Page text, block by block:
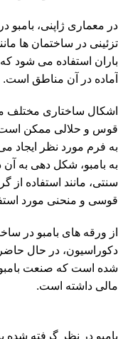
در معماری ژاپنی،
تزئینی در ساختمان ها
باران استفاده می شود
آماده در آن مناطق است.
اشکال ساختاری مختلف
قوس و حلالی ممکن است
به فرم مورد نظر ایجاد
به بامبو، شکل دهی به
سنتی، مانند استفاده
قوسی و منحنی مورد
از ورقه های بامبو در
دکوراسیون، در حال
مالی داشته است.
بامبو در نظر گرفته شده